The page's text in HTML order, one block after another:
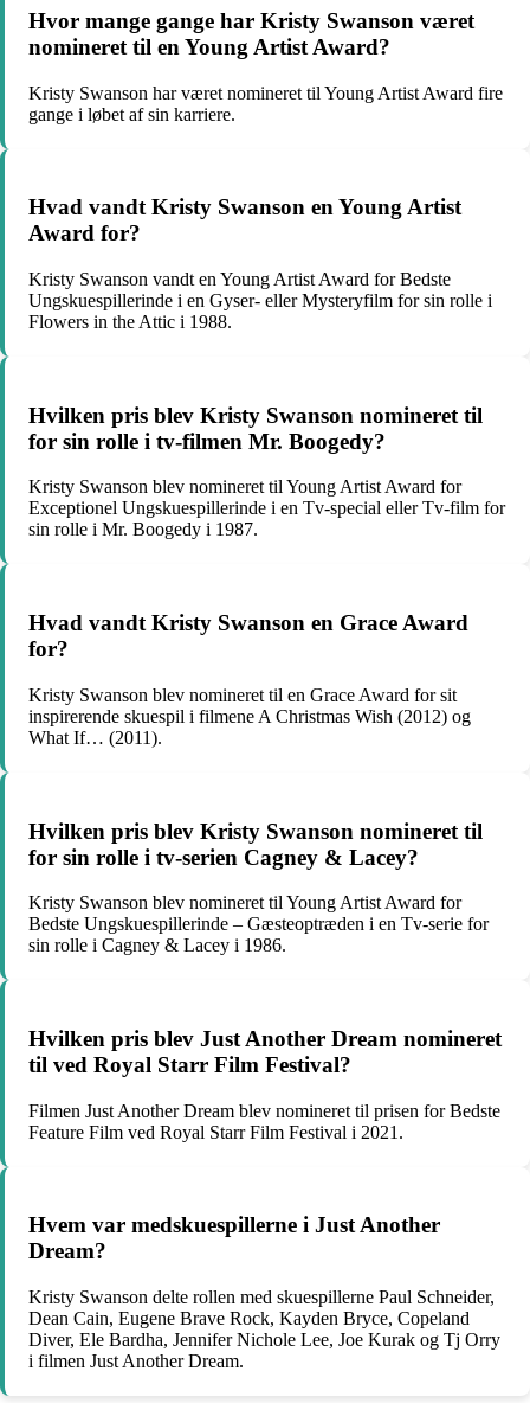
Hvor mange gange har Kristy Swanson været
nomineret til en Young Artist Award?
Kristy Swanson har været nomineret til Young Artist Award fire
gange i løbet af sin karriere.
Hvad vandt Kristy Swanson en Young Artist
Award for?
Kristy Swanson vandt en Young Artist Award for Bedste
Ungskuespillerinde i en Gyser- eller Mysteryfilm for sin rolle i
Flowers in the Attic i 1988.
Hvilken pris blev Kristy Swanson nomineret til
for sin rolle i tv-filmen Mr. Boogedy?
Kristy Swanson blev nomineret til Young Artist Award for
Exceptionel Ungskuespillerinde i en Tv-special eller Tv-film for
sin rolle i Mr. Boogedy i 1987.
Hvad vandt Kristy Swanson en Grace Award
for?
Kristy Swanson blev nomineret til en Grace Award for sit
inspirerende skuespil i filmene A Christmas Wish (2012) og
What If… (2011).
Hvilken pris blev Kristy Swanson nomineret til
for sin rolle i tv-serien Cagney & Lacey?
Kristy Swanson blev nomineret til Young Artist Award for
Bedste Ungskuespillerinde – Gæsteoptræden i en Tv-serie for
sin rolle i Cagney & Lacey i 1986.
Hvilken pris blev Just Another Dream nomineret
til ved Royal Starr Film Festival?
Filmen Just Another Dream blev nomineret til prisen for Bedste
Feature Film ved Royal Starr Film Festival i 2021.
Hvem var medskuespillerne i Just Another
Dream?
Kristy Swanson delte rollen med skuespillerne Paul Schneider,
Dean Cain, Eugene Brave Rock, Kayden Bryce, Copeland
Diver, Ele Bardha, Jennifer Nichole Lee, Joe Kurak og Tj Orry
i filmen Just Another Dream.